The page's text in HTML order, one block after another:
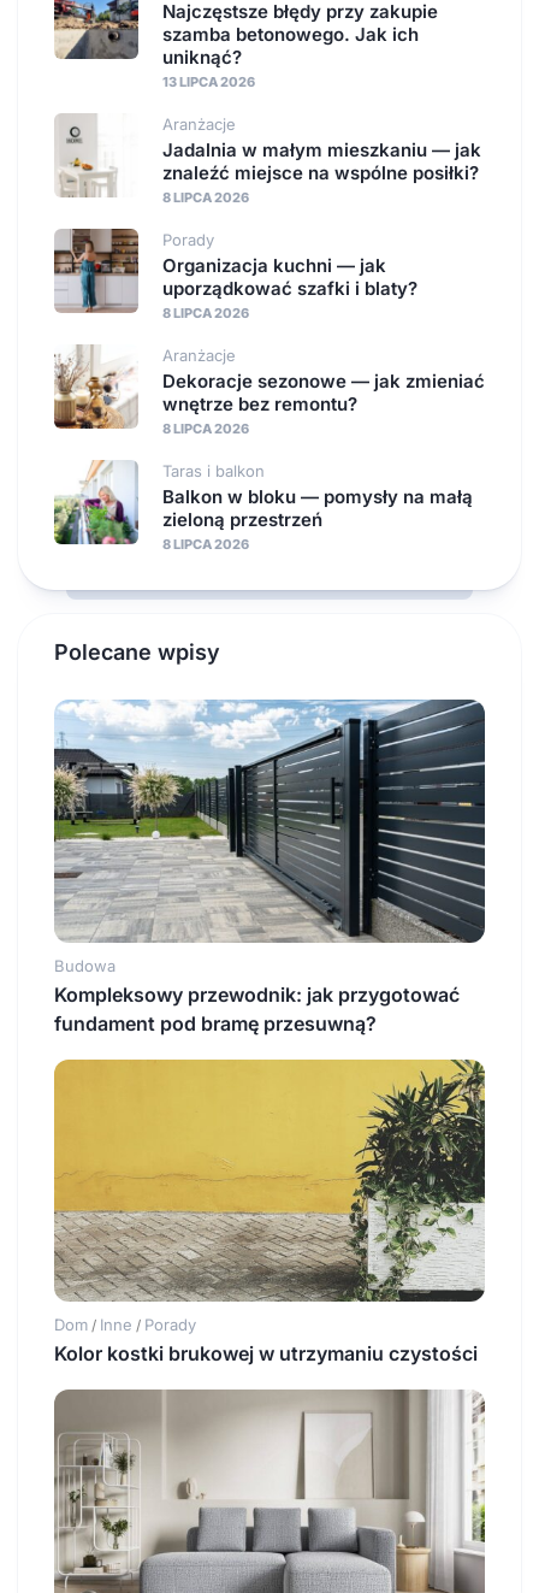
Najczęstsze błędy przy zakupie
szamba betonowego. Jak ich
uniknąć?
13 LIPCA 2026
Aranżacje
Jadalnia w małym mieszkaniu — jak
znaleźć miejsce na wspólne posiłki?
8 LIPCA 2026
Porady
Organizacja kuchni — jak
uporządkować szafki i blaty?
8 LIPCA 2026
Aranżacje
Dekoracje sezonowe — jak zmieniać
wnętrze bez remontu?
8 LIPCA 2026
Taras i balkon
Balkon w bloku — pomysły na małą
zieloną przestrzeń
8 LIPCA 2026
Polecane wpisy
Budowa
Kompleksowy przewodnik: jak przygotować
fundament pod bramę przesuwną?
Dom / Inne / Porady
Kolor kostki brukowej w utrzymaniu czystości